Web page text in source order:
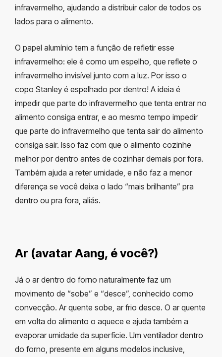
infravermelho, ajudando a distribuir calor de todos os
lados para o alimento.
O papel alumínio tem a função de refletir esse
infravermelho: ele é como um espelho, que reflete o
infravermelho invisível junto com a luz. Por isso o
copo Stanley é espelhado por dentro! A ideia é
impedir que parte do infravermelho que tenta entrar no
alimento consiga entrar, e ao mesmo tempo impedir
que parte do infravermelho que tenta sair do alimento
consiga sair. Isso faz com que o alimento cozinhe
melhor por dentro antes de cozinhar demais por fora.
Também ajuda a reter umidade, e não faz a menor
diferença se você deixa o lado “mais brilhante” pra
dentro ou pra fora, aliás.
Ar (avatar Aang, é você?)
Já o ar dentro do forno naturalmente faz um
movimento de “sobe” e “desce”, conhecido como
convecção. Ar quente sobe, ar frio desce. O ar quente
em volta do alimento o aquece e ajuda também a
evaporar umidade da superfície. Um ventilador dentro
do forno, presente em alguns modelos inclusive,